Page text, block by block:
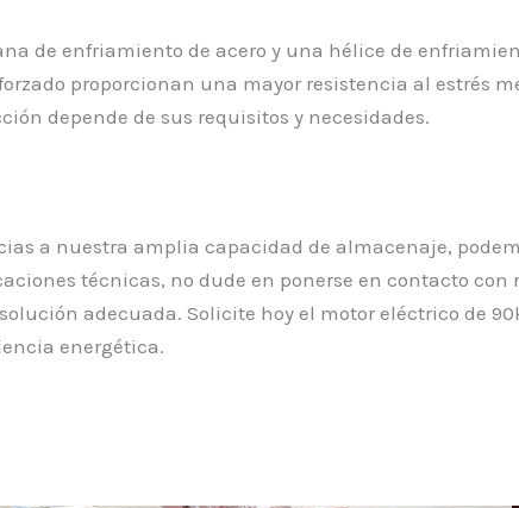
de enfriamiento de acero y una hélice de
proporcionan una mayor resistencia al estrés
depende de sus requisitos y necesidades.
a nuestra amplia capacidad de almacenaje,
técnicas, no dude en ponerse en contacto con
adecuada. Solicite hoy el motor eléctrico de
energética.